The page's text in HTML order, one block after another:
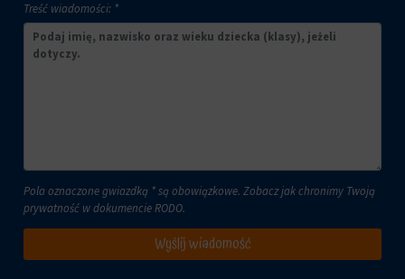
Treść wiadomości: *
Pola oznaczone gwiazdką * są obowiązkowe. Zobacz jak chronimy Twoją
prywatność w dokumencie RODO.
Wyślij wiadomość